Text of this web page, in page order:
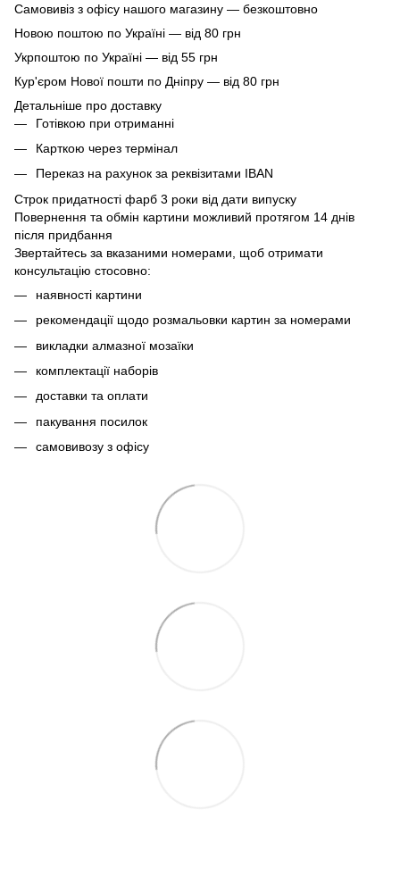
Самовивіз з офісу нашого магазину — безкоштовно
Новою поштою по Україні — від 80 грн
Укрпоштою по Україні — від 55 грн
Кур'єром Нової пошти по Дніпру — від 80 грн
Детальніше про доставку
Готівкою при отриманні
Карткою через термінал
Переказ на рахунок за реквізитами IBAN
Строк придатності фарб 3 роки від дати випуску
Повернення та обмін картини можливий протягом 14 днів
після придбання
Звертайтесь за вказаними номерами, щоб отримати
консультацію стосовно:
наявності картини
рекомендації щодо розмальовки картин за номерами
викладки алмазної мозаїки
комплектації наборів
доставки та оплати
пакування посилок
самовивозу з офісу